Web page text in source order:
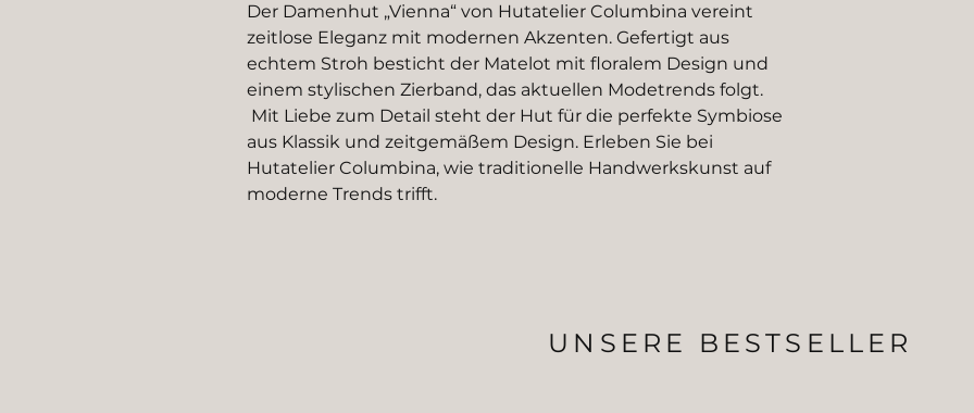
Der Damenhut „Vienna“ von Hutatelier Columbina vereint
zeitlose Eleganz mit modernen Akzenten. Gefertigt aus
echtem Stroh besticht der Matelot mit floralem Design und
einem stylischen Zierband, das aktuellen Modetrends folgt.
Mit Liebe zum Detail steht der Hut für die perfekte Symbiose
aus Klassik und zeitgemäßem Design. Erleben Sie bei
Hutatelier Columbina, wie traditionelle Handwerkskunst auf
moderne Trends trifft.
UNSERE BESTSELLER